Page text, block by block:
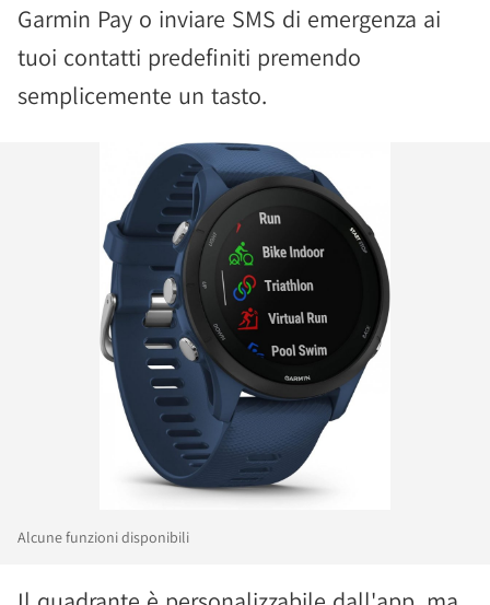
Garmin Pay o inviare SMS di emergenza ai
tuoi contatti predefiniti premendo
semplicemente un tasto.
Alcune funzioni disponibili